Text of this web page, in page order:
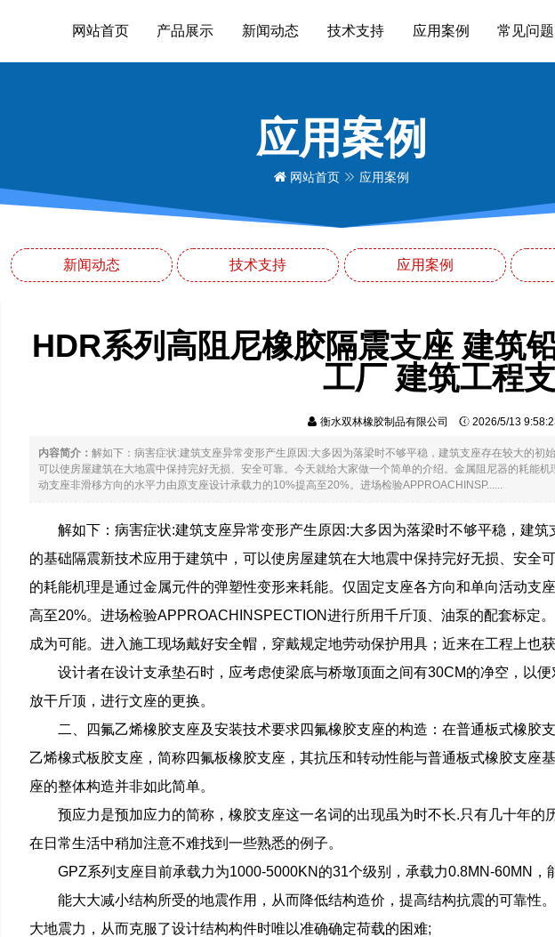
网站首页 产品展示 新闻动态 技术支持 应用案例 常见问题
应用案例
网站首页 应用案例
新闻动态 技术支持 应用案例
HDR系列高阻尼橡胶隔震支座 建筑
工厂 建筑工程
衡水双林橡胶制品有限公司 2026/5/13
内容简介： 解如下：病害症状:建筑支座异常变形产生原因:大多因为落梁时不够平稳，建筑支座存在较大的初
可以使房屋建筑在大地震中保持完好无损、安全可靠。今天就给大家做一个简单的介绍。金属阻尼器的耗能
动支座非滑移方向的水平力由原支座设计承载力的10%提高至20%。进场检验APPROACHINSP......
解如下：病害症状:建筑支座异常变形产生原因:大多因为落梁时不够平稳，建
的基础隔震新技术应用于建筑中，可以使房屋建筑在大地震中保持完好无损、安全
的耗能机理是通过金属元件的弹塑性变形来耗能。仅固定支座各方向和单向活动支
高至20%。进场检验APPROACHINSPECTION进行所用千斤顶、油泵的配套标定
成为可能。进入施工现场戴好安全帽，穿戴规定地劳动保护用具；近来在工程上也获
设计者在设计支承垫石时，应考虑使梁底与桥墩顶面之间有30CM的净空，以
放干斤顶，进行文座的更换。
二、四氟乙烯橡胶支座及安装技术要求四氟橡胶支座的构造：在普通板式橡胶
乙烯橡式板胶支座，简称四氟板橡胶支座，其抗压和转动性能与普通板式橡胶支座
座的整体构造并非如此简单。
预应力是预加应力的简称，橡胶支座这一名词的出现虽为时不长.只有几十年的
在日常生活中稍加注意不难找到一些熟悉的例子。
GPZ系列支座目前承载力为1000-5000KN的31个级别，承载力0.8MN-60MN，
能大大减小结构所受的地震作用，从而降低结构造价，提高结构抗震的可靠性
大地震力，从而克服了设计结构构件时唯以准确确定荷载的困难;